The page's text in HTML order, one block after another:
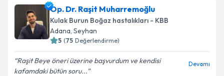
Op. Dr. Raşit Muharremoğlu
Kulak Burun Boğaz hastalıkları - KBB
Adana, Seyhan
5 (75 Değerlendirme)
Raşit Beye öneri üzerine başvurdum ve kendisi
kafamdaki bütün soru...
Devamı